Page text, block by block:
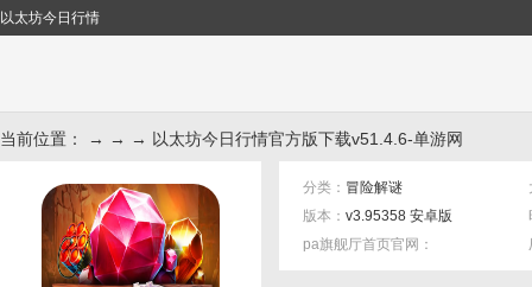
以太坊今日行情
当前位置： → → → 以太坊今日行情官方版下载v51.4.6-单游网
分类： 冒险解谜
版本： v3.95358 安卓版
pa旗舰厅首页官网：